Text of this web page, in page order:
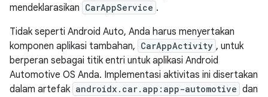
mendeklarasikan CarAppService .
Tidak seperti Android Auto, Anda harus menyertakan
komponen aplikasi tambahan, CarAppActivity , untuk
berperan sebagai titik entri untuk aplikasi Android
Automotive OS Anda. Implementasi aktivitas ini disertakan
dalam artefak androidx.car.app:app-automotive dan